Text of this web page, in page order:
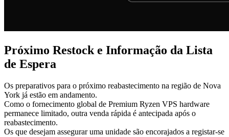
Próximo Restock e Informação da Lista
de Espera
Os preparativos para o próximo reabastecimento na região de Nova
York já estão em andamento.
Como o fornecimento global de Premium Ryzen VPS hardware
permanece limitado, outra venda rápida é antecipada após o
reabastecimento.
Os que desejam assegurar uma unidade são encorajados a registar-se